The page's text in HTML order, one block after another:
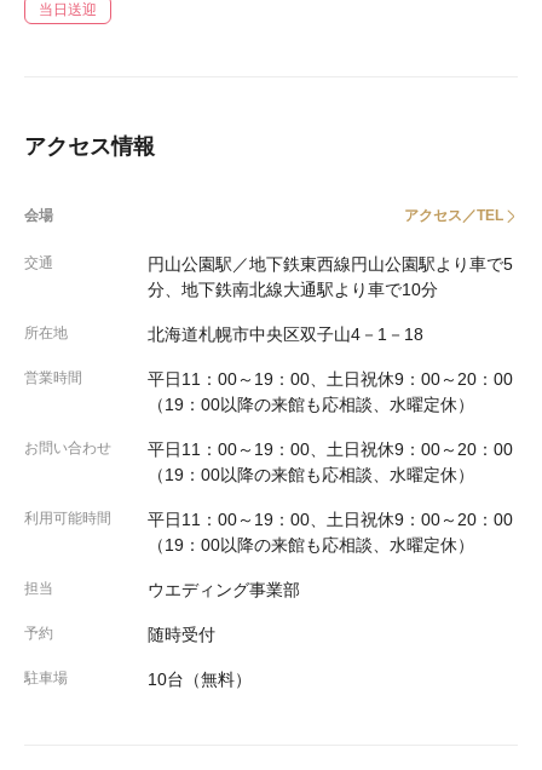
当日送迎
アクセス情報
会場 アクセス／TEL
交通
円山公園駅／地下鉄東西線円山公園駅より車で5
分、地下鉄南北線大通駅より車で10分
所在地 北海道札幌市中央区双子山4－1－18
営業時間
平日11：00～19：00、土日祝休9：00～20：00
（19：00以降の来館も応相談、水曜定休）
お問い合わせ
平日11：00～19：00、土日祝休9：00～20：00
（19：00以降の来館も応相談、水曜定休）
利用可能時間
平日11：00～19：00、土日祝休9：00～20：00
（19：00以降の来館も応相談、水曜定休）
担当 ウエディング事業部
予約 随時受付
駐車場 10台（無料）